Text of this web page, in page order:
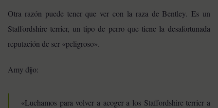
Otra razón puede tener que ver con la raza de Bentley. Es un
Staffordshire terrier, un tipo de perro que tiene la desafortunada
reputación de ser «peligroso».
Amy dijo:
«Luchamos para volver a acoger a los Staffordshire terrier a